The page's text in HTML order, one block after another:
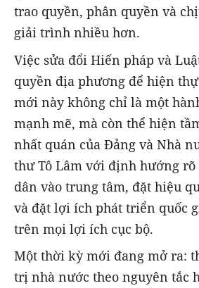
trao quyền, phân quyền và
giải trình nhiều hơn.
Việc sửa đổi Hiến pháp và
quyền địa phương để hiện
mới này không chỉ là một
mạnh mẽ, mà còn thể hiện
nhất quán của Đảng và Nhà
thư Tô Lâm với định hướng
dân vào trung tâm, đặt hiệu
và đặt lợi ích phát triển quốc
trên mọi lợi ích cục bộ.
Một thời kỳ mới đang mở ra:
trị nhà nước theo nguyên tắc